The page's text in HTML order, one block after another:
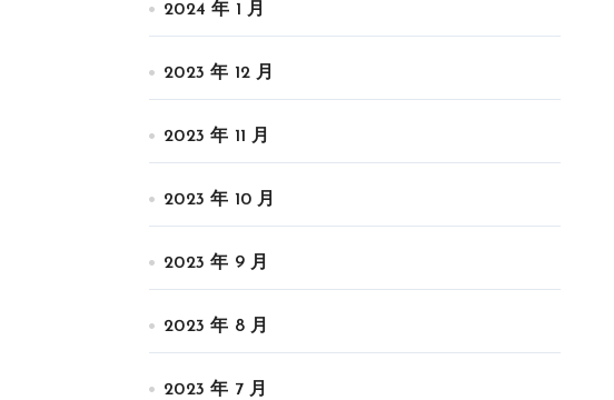
2024 年 1 月
2023 年 12 月
2023 年 11 月
2023 年 10 月
2023 年 9 月
2023 年 8 月
2023 年 7 月